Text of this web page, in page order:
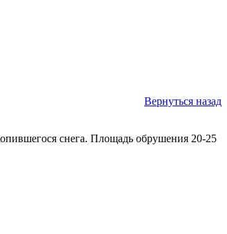
Вернуться назад
снега. Площадь обрушения 20-25